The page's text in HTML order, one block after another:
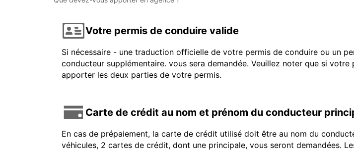
Votre permis de conduire valide
Si nécessaire - une traduction officielle de votre permis de conduire ou un
conducteur supplémentaire. vous sera demandée. Veuillez noter que si
apporter les deux parties de votre permis.
Carte de crédit au nom et prénom du conducteur
En cas de prépaiement, la carte de crédit utilisé doit être au nom du
véhicules, 2 cartes de crédit, dont une principale, vous seront demandées.